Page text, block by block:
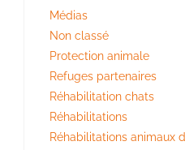
Médias
Non classé
Protection animale
Refuges partenaires
Réhabilitation chats
Réhabilitations
Réhabilitations animaux